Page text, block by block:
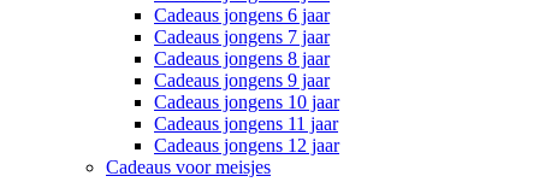
Cadeaus jongens 6 jaar
Cadeaus jongens 7 jaar
Cadeaus jongens 8 jaar
Cadeaus jongens 9 jaar
Cadeaus jongens 10 jaar
Cadeaus jongens 11 jaar
Cadeaus jongens 12 jaar
Cadeaus voor meisjes